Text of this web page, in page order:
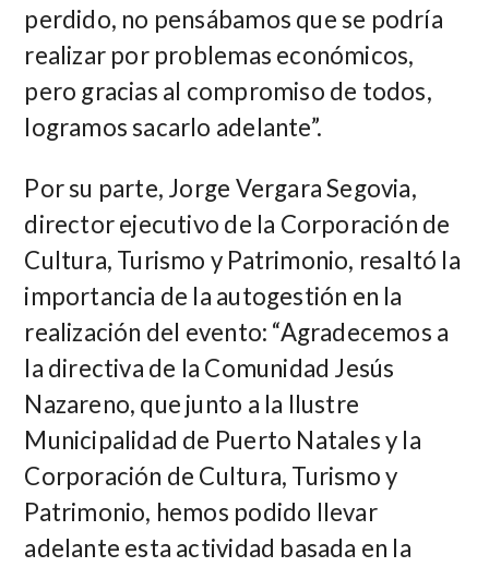
perdido, no pensábamos que se podría
realizar por problemas económicos,
pero gracias al compromiso de todos,
logramos sacarlo adelante”.
Por su parte, Jorge Vergara Segovia,
director ejecutivo de la Corporación de
Cultura, Turismo y Patrimonio, resaltó la
importancia de la autogestión en la
realización del evento: “Agradecemos a
la directiva de la Comunidad Jesús
Nazareno, que junto a la Ilustre
Municipalidad de Puerto Natales y la
Corporación de Cultura, Turismo y
Patrimonio, hemos podido llevar
adelante esta actividad basada en la